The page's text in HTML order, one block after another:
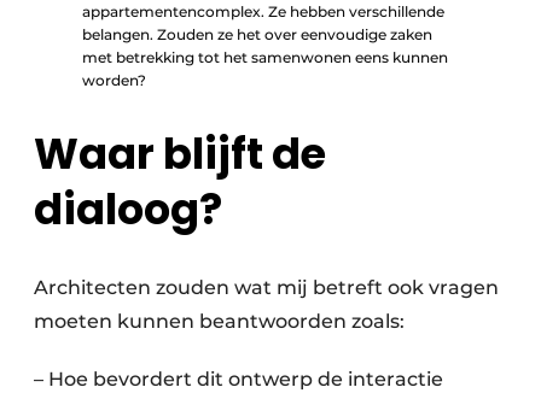
appartementencomplex. Ze hebben verschillende
belangen. Zouden ze het over eenvoudige zaken
met betrekking tot het samenwonen eens kunnen
worden?
Waar blijft de
dialoog?
Architecten zouden wat mij betreft ook vragen
moeten kunnen beantwoorden zoals:
– Hoe bevordert dit ontwerp de interactie